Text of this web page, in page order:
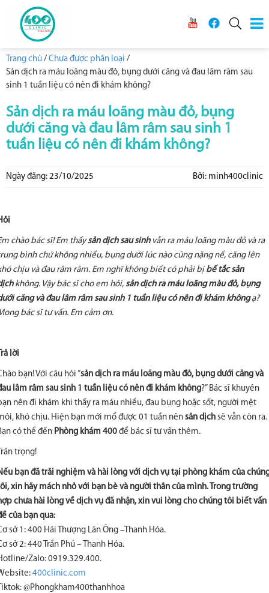
Trang chủ / Chưa được phân loại /
Sản dịch ra máu loãng màu đỏ, bụng dưới căng và đau lâm râm sau
sinh 1 tuần liệu có nên đi khám không?
Sản dịch ra máu loãng màu đỏ, bụng
dưới căng và đau lâm râm sau sinh 1
tuần liệu có nên đi khám không?
Ngày đăng: 23/10/2025 Bởi: minh400clinic
chào bác sĩ! Em thấy sản dịch sau sinhvẫn ra máu loãng màu đỏ và ra
bình chứ không nhiều, bụng dưới lúc nào cũng nặng nề, căng lên
chịu và đau râm râm. Em nghĩ không biết có phải bị bế tắc sản
không. Vậy bác sĩ cho em hỏi, sản dịch ra máu loãng màu đỏ, bụng
căng và đau lâm râm sau sinh 1 tuần liệu có nên đi khám khôngạ?
bác sĩ tư vấn. Em cảm ơn.
lời
bạn! Với câu hỏi “sản dịch ra máu loãng màu đỏ, bụng dưới căng và
lâm râm sau sinh 1 tuần liệu có nên đi khám không?” Bác sĩ khuyên
nên đi khám khi thấy ra máu nhiều, đau bụng hoặc sốt, người mệt
khó chịu. Hiện bạn mới mổ được 01 tuần nên sản dịch sẽ vẫn còn ra.
có thể đến Phòng khám 400 để bác sĩ tư vấn thêm.
trọng!
bạn đã trải nghiệm và hài lòng với dịch vụ tại phòng khám của
xin hãy mách nhỏ với bạn bè và người thân của mình. Trong trường
chưa hài lòng về dịch vụ đã nhận, xin vui lòng cho chúng tôi biết vấn
của bạn qua:
sở 1: 400 Hải Thượng Lãn Ông –Thanh Hóa.
sở 2: 440 Trần Phú – Thanh Hóa.
Zalo: 0919.329.400.
400clinic.com
@Phongkham400thanhhoa